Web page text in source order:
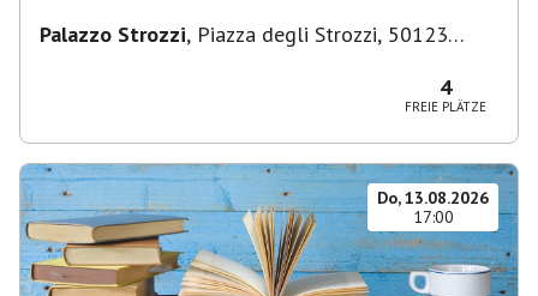
Palazzo Strozzi, Piazza degli Strozzi, 50123
4
FREIE PLÄTZE
Do, 13.08.2026
17:00